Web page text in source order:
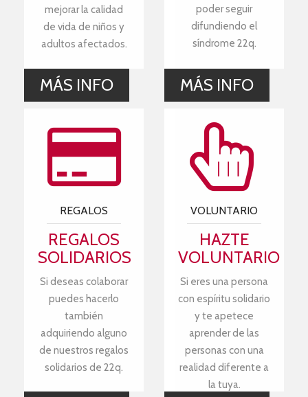
mejorar la calidad
de vida de niños y
adultos afectados.
MÁS INFO
poder seguir
difundiendo el
síndrome 22q.
MÁS INFO
REGALOS
REGALOS
SOLIDARIOS
Si deseas colaborar
puedes hacerlo
también
adquiriendo alguno
de nuestros regalos
solidarios de 22q.
VOLUNTARIO
HAZTE
VOLUNTARIO
Si eres una persona
con espíritu solidario
y te apetece
aprender de las
personas con una
realidad diferente a
la tuya.